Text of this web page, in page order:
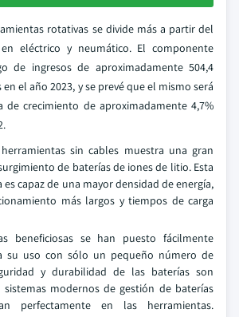
rotativas se divide más a partir del
eléctrico y neumático. El componente
de ingresos de aproximadamente 504,4
el año 2023, y se prevé que el mismo será
de crecimiento de aproximadamente 4,7%
sin cables muestra una gran
de baterías de iones de litio. Esta
capaz de una mayor densidad de energía,
más largos y tiempos de carga
beneficiosas se han puesto fácilmente
su uso con sólo un pequeño número de
y durabilidad de las baterías son
sistemas modernos de gestión de baterías
perfectamente en las herramientas.